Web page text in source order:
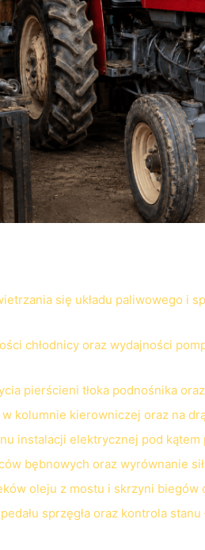
się układu paliwowego i
chłodnicy oraz wydajności
pierścieni tłoka podnośnika
kolumnie kierowniczej oraz na
instalacji elektrycznej pod
bębnowych oraz wyrównanie
oleju z mostu i skrzyni
sprzęgła oraz kontrola